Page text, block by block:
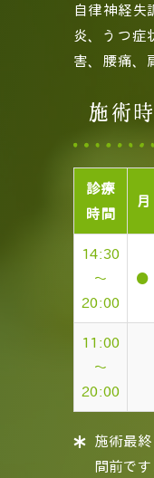
自律神経失
炎、うつ症
害、腰痛、
施術
診療
時間
月
14:30
～
20:00
●
11:00
～
20:00
施術最
間前です